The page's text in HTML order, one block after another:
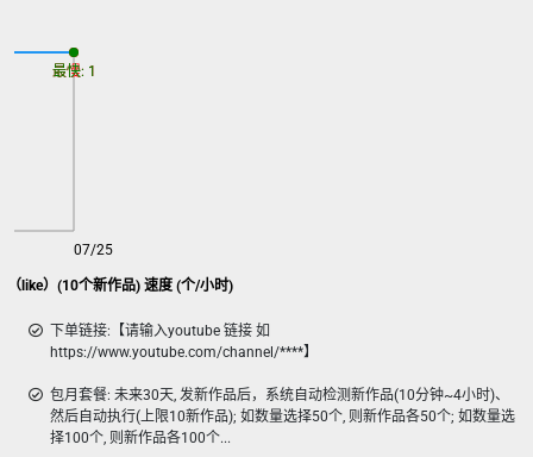
like）(10个新作品) 速度 (个/小时)
07/25
最慢: 1
最快: 1
下单链接:【请输入youtube 链接 如
https://www.youtube.com/channel/****】
包月套餐: 未来30天, 发新作品后，系统自动检测新作品(10分钟~4小时)、
然后自动执行(上限10新作品); 如数量选择50个, 则新作品各50个; 如数量选
择100个, 则新作品各100个...